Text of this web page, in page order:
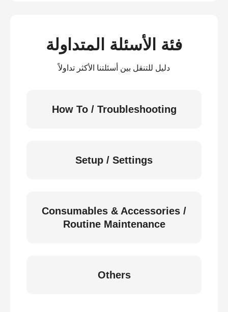
فئة الأسئلة المتداولة
دليل للتنقل بين أسئلتنا الأكثر تداولاً
How To / Troubleshooting
Setup / Settings
Consumables & Accessories /
Routine Maintenance
Others